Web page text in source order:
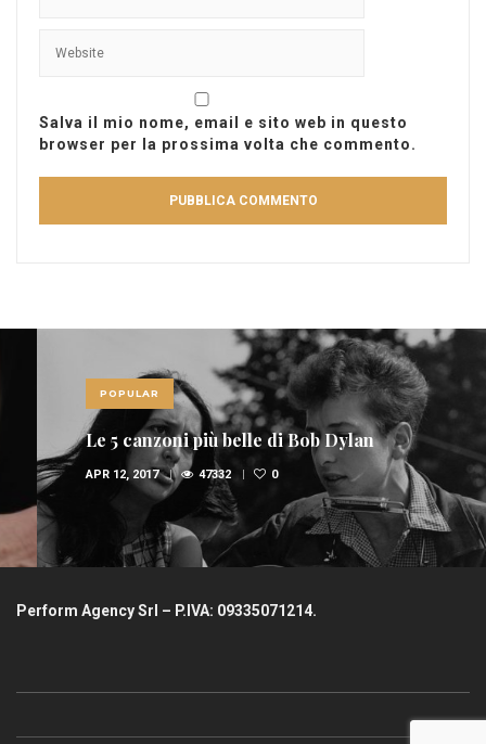
Salva il mio nome, email e sito web in questo
browser per la prossima volta che commento.
POPULAR
Le 5 canzoni più belle di Bob Dylan
APR 12, 2017 47332
Perform Agency Srl – P.IVA: 09335071214.